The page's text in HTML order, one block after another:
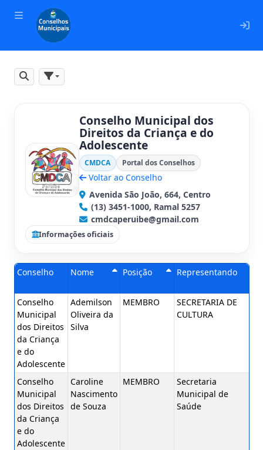
Pesquisar
Filtros
Conselho Municipal dos
Direitos da Criança e do
Adolescente
CMDCA Portal dos Conselhos
Voltar ao Conselho
Avenida São João, 664, Centro
(13) 3451-1000, Ramal 5257
cmdcaperuibe@gmail.com
Informações oficiais
Conselho Nome Crescente
Posição Crescente
Representando
Conselho
Municipal
dos Direitos
da Criança
e do
Adolescente
Ademilson
Oliveira da
Silva
MEMBRO
SECRETARIA DE
CULTURA
Conselho
Municipal
dos Direitos
da Criança
e do
Adolescente
Caroline
Nascimento
de Souza
MEMBRO
Secretaria
Municipal de
Saúde